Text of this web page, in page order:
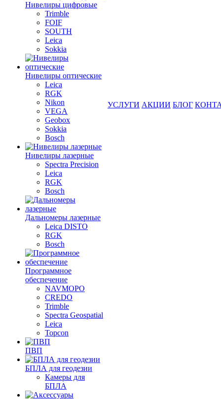
Нивелиры цифровые
Trimble
FOIF
SOUTH
Leica
Sokkia
Нивелиры оптические
Leica
RGK
Nikon
VEGA
Geobox
Sokkia
Bosch
Нивелиры лазерные
Spectra Precision
Leica
RGK
Bosch
Дальномеры лазерные
Leica DISTO
RGK
Bosch
Программное
обеспечение
NAVMOPO
CREDO
Trimble
Spectra Geospatial
Leica
Topcon
ПВП
БПЛА для геодезии
Камеры для
БПЛА
УСЛУГИ АКЦИИ БЛОГ